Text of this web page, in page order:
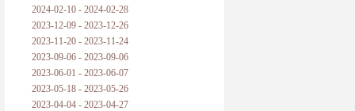
2024-02-10 - 2024-02-28
2023-12-09 - 2023-12-26
2023-11-20 - 2023-11-24
2023-09-06 - 2023-09-06
2023-06-01 - 2023-06-07
2023-05-18 - 2023-05-26
2023-04-04 - 2023-04-27